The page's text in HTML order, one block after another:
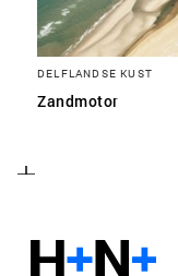
DELFLANDSE KUST
Zandmotor